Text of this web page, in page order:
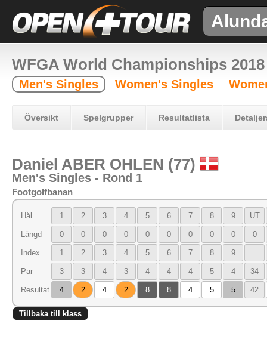
WFGA World Championships 2018
Men's Singles Women's Singles
Översikt Spelgrupper Resultatlista
Daniel ABER OHLEN (77)
Men's Singles - Rond 1
Footgolfbanan
Hål 1 2 3 4 5 6 7 8 9 UT
Längd 0 0 0 0 0 0 0 0 0 0
Index 1 2 3 4 5 6 7 8 9
Par 3 3 4 3 4 4 4 5 4 34
Resultat 4 2 4 2 8 8 4 5 5 42
Tillbaka till klass